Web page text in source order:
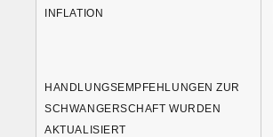
INFLATION
HANDLUNGSEMPFEHLUNGEN ZUR
SCHWANGERSCHAFT WURDEN
AKTUALISIERT